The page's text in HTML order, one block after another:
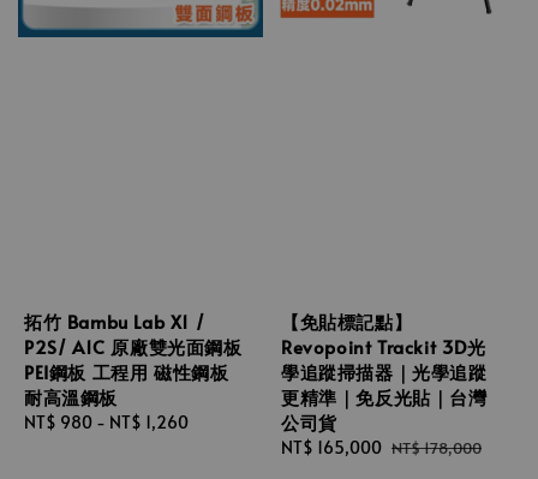
拓竹 Bambu Lab X1 /
P2S/ A1C 原廠雙光面鋼板
PEI鋼板 工程用 磁性鋼板
耐高溫鋼板
Regular
NT$ 980 - NT$ 1,260
【免貼標記點】
Revopoint Trackit 3D光
學追蹤掃描器｜光學追蹤
更精準｜免反光貼｜台灣
公司貨
Sale
NT$ 165,000 Regular
NT$ 178,000